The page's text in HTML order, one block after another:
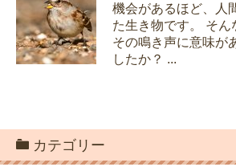
機会があるほど、人
た生き物です。 そん
その鳴き声に意味が
したか？ ...
カテゴリー